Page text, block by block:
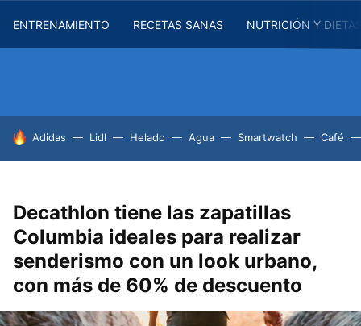
ENTRENAMIENTO RECETAS SANAS NUTRICIÓN Y
HOY SE HABLA DE
Adidas Lidl Helado Agua Smartwatch Café
Decathlon tiene las zapatillas
Columbia ideales para realizar
senderismo con un look urbano,
con más de 60% de descuento